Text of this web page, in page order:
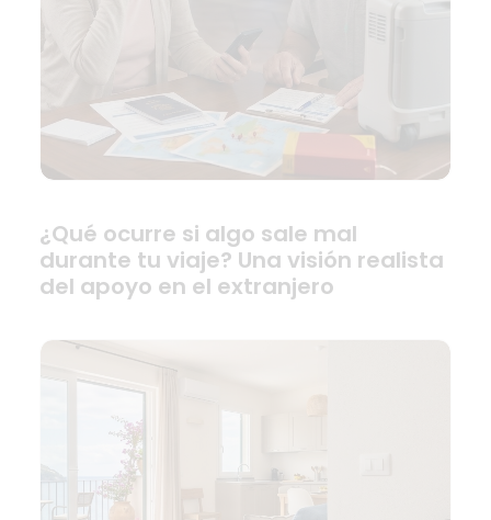
¿Qué ocurre si algo sale mal
durante tu viaje? Una visión realista
del apoyo en el extranjero